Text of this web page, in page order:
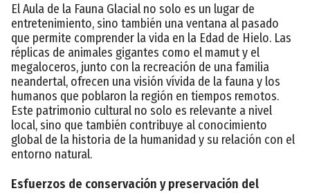
El Aula de la Fauna Glacial no solo es un lugar de
entretenimiento, sino también una ventana al pasado
que permite comprender la vida en la Edad de Hielo. Las
réplicas de animales gigantes como el mamut y el
megaloceros, junto con la recreación de una familia
neandertal, ofrecen una visión vívida de la fauna y los
humanos que poblaron la región en tiempos remotos.
Este patrimonio cultural no solo es relevante a nivel
local, sino que también contribuye al conocimiento
global de la historia de la humanidad y su relación con el
entorno natural.
Esfuerzos de conservación y preservación del